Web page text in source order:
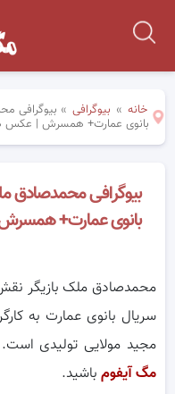
خانه » بیوگرافی » بیوگرافی
بانوی عمارت+ همسرش |
بیوگرافی محمدصادق
بانوی عمارت+
محمدصادق ملک بازیگر
سریال بانوی عمارت به
مجید مولایی تولیدی
مگ آیفوم باشید.